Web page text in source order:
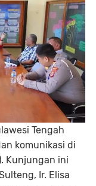
Tengah
komunikasi di
Kunjungan ini
Ir. Elisa